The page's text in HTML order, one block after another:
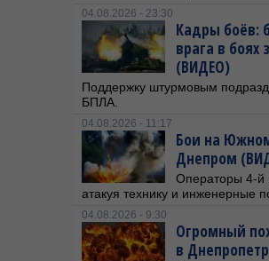
04.08.2026 - 23:30
Кадры боёв:
врага в
(ВИДЕО)
Поддержку штурмовым
БПЛА.
04.08.2026 - 11:17
Бои на
Днепром
Операторы 4-й
атакуя технику и инженерные
04.08.2026 - 9:30
Огромный
в